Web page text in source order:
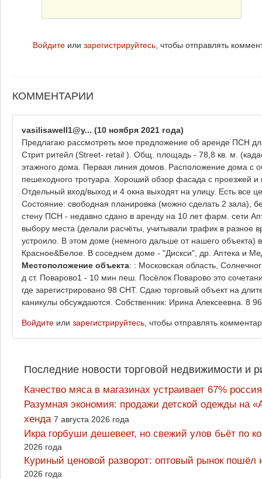
Войдите или зарегистрируйтесь, чтобы отправлять
КОММЕНТАРИИ
vasilisawell1@y... (10 ноября 2021 года)
Предлагаю рассмотреть мое предложение об аренде ПСН
Стрит ритейл (Street- retail ). Общ. площадь - 78,8 кв. м.
этажного дома. Первая линия домов. Расположение дома с
пешеходного тротуара. Хороший обзор фасада с проезжей
Отдельный вход/выход и 4 окна выходят на улицу. Есть все
Состояние: свободная планировка (можно сделать 2 зала),
стену ПСН - недавно сдано в аренду на 10 лет фарм. сети
выбору места (делали расчёты, учитывали трафик в разное
устроило. В этом доме (немного дальше от нашего
Красное&Белое. В соседнем доме - "Дискси", др. Аптека и
Местоположение объекта: : Московская область,
д ст. Поварово1 - 10 мин пеш. Посёлок Поварово это
где зарегистрировано 98 СНТ. Сдаю торговый объект на
каникулы обсуждаются. Собственник: Ирина Алексеевна. 8
Войдите или зарегистрируйтесь , чтобы отправлять
Последние новости торговой недвижимости и
Качество мяса в магазинах устраивает 67%
Разумная экономия: продажи детской одежды на
хенда 7 августа 2026 года
Икра горбуши дешевеет, но свежий улов бьёт по
2026 года
Куриный ценовой разворот: оптовый рынок
2026 года